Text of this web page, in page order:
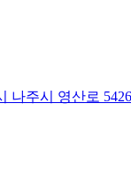
나주시 영산로